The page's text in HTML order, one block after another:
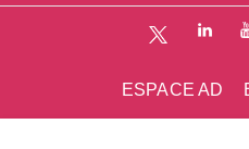
ESPACE AD